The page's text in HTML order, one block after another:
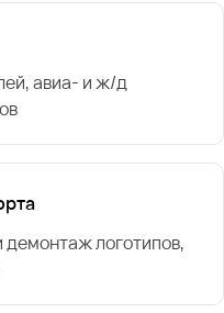
авиа- и ж/д
демонтаж логотипов,